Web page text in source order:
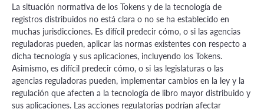
La situación normativa de los Tokens y de la tecnología de
registros distribuidos no está clara o no se ha establecido en
muchas jurisdicciones. Es difícil predecir cómo, o si las agencias
reguladoras pueden, aplicar las normas existentes con respecto a
dicha tecnología y sus aplicaciones, incluyendo los Tokens.
Asimismo, es difícil predecir cómo, o si las legislaturas o las
agencias reguladoras pueden, implementar cambios en la ley y la
regulación que afecten a la tecnología de libro mayor distribuido y
sus aplicaciones. Las acciones regulatorias podrían afectar